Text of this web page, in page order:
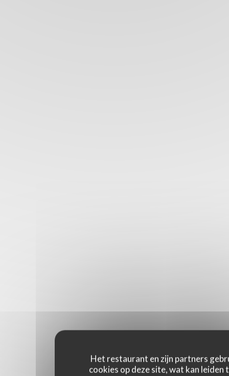
Het restaurant en zijn partners
cookies op deze site, wat kan leiden